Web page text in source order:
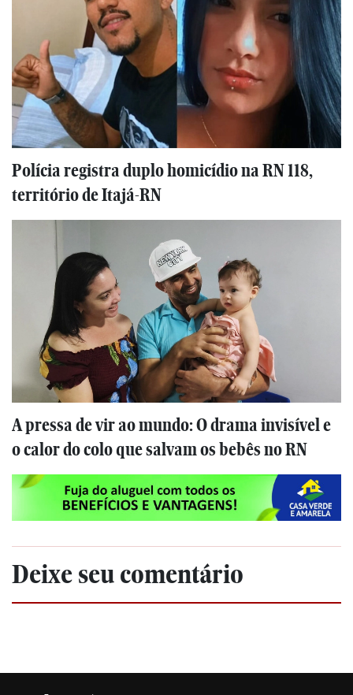
Polícia registra duplo homicídio na RN 118,
território de Itajá-RN
A pressa de vir ao mundo: O drama invisível e
o calor do colo que salvam os bebês no RN
Deixe seu comentário